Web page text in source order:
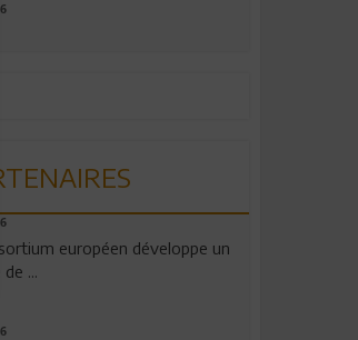
européen développe un
de ...